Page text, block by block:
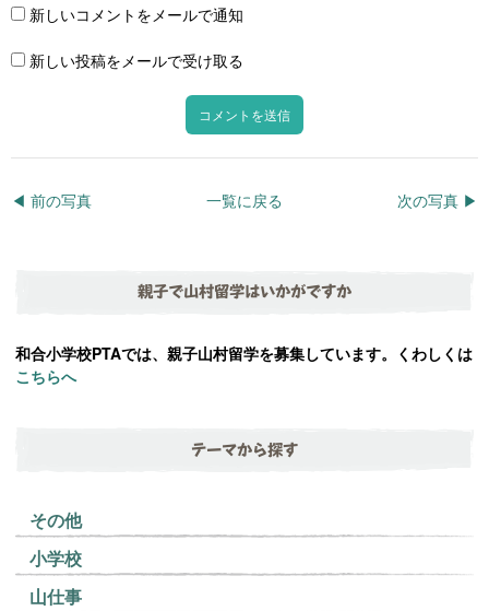
新しいコメントをメールで通知
新しい投稿をメールで受け取る
◀︎ 前の写真 次の写真 ▶︎
一覧に戻る
親子で山村留学はいかがですか
和合小学校PTAでは、親子山村留学を募集しています。くわしくは
こちらへ
テーマから探す
その他
小学校
山仕事